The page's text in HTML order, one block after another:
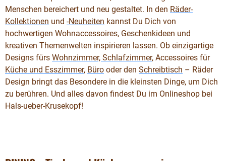
Menschen bereichert und neu gestaltet. In den Räder-
Kollektionen und -Neuheiten kannst Du Dich von
hochwertigen Wohnaccessoires, Geschenkideen und
kreativen Themenwelten inspirieren lassen. Ob einzigartige
Designs fürs Wohnzimmer, Schlafzimmer, Accessoires für
Küche und Esszimmer, Büro oder den Schreibtisch – Räder
Design bringt das Besondere in die kleinsten Dinge, um Dich
zu berühren. Und alles davon findest Du im Onlineshop bei
Hals-ueber-Krusekopf!